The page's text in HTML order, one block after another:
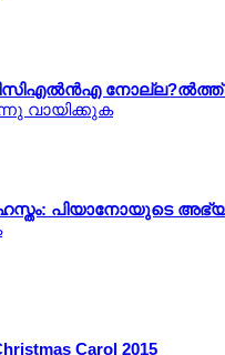
നോല്ല?ല്‍ത്ത്
വായിക്കുക
പിയാനോയുടെ
Carol 2015